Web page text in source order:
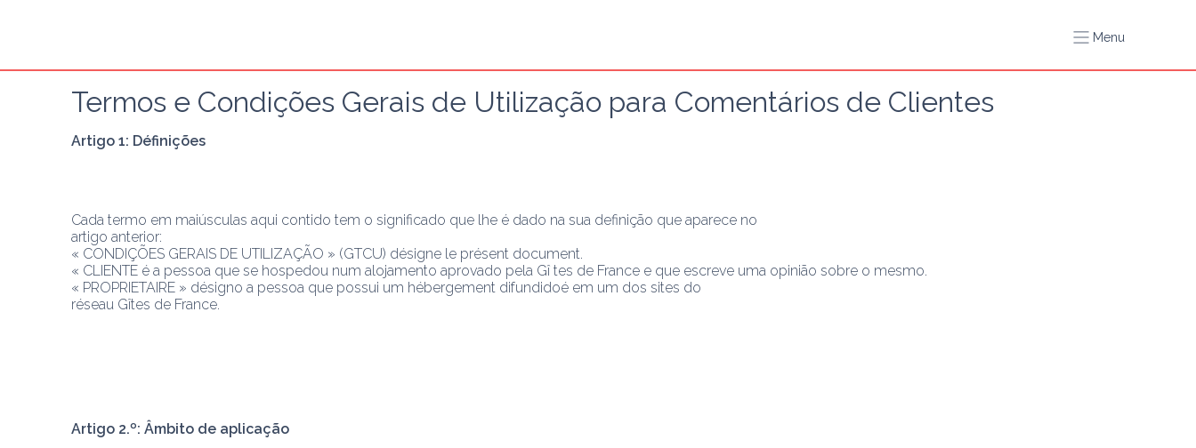
Menu
Termos e Condições Gerais de Utilização para Comentários de Clientes
Artigo 1: Définições
Cada termo em maiúsculas aqui contido tem o significado que lhe é dado na sua definição que aparece no
artigo anterior:
« CONDIÇÕES GERAIS DE UTILIZAÇÃO » (GTCU) désigne le présent document.
« CLIENTE é a pessoa que se hospedou num alojamento aprovado pela Gî tes de France e que escreve uma opinião sobre o mesmo.
« PROPRIETAIRE » désigno a pessoa que possui um hébergement difundidoé em um dos sites do
réseau Gîtes de France.
Artigo 2.º: Âmbito de aplicação